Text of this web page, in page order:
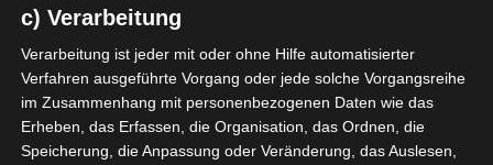
28. Februar 2021 Platzwart
c) Verarbeitung
Verarbeitung ist jeder mit oder ohne Hilfe automatisierter
Verfahren ausgeführte Vorgang oder jede solche Vorgangsreihe
im Zusammenhang mit personenbezogenen Daten wie das
Erheben, das Erfassen, die Organisation, das Ordnen, die
Speicherung, die Anpassung oder Veränderung, das Auslesen,